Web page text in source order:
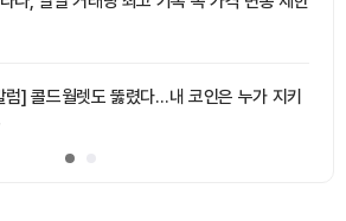
럼] 콜드월렛도 뚫렸다…내 코인은 누가 지키